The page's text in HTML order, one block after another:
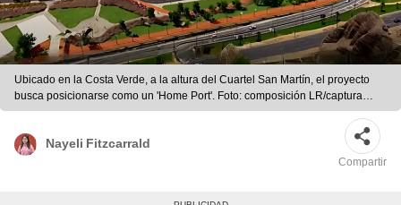
Ubicado en la Costa Verde, a la altura del Cuartel San Martín, el proyecto
busca posicionarse como un 'Home Port'. Foto: composición LR/captura
YouTube/ MacroAlianza
Nayeli Fitzcarrald
Compartir